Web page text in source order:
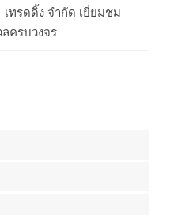
ทรดดิ้ง จำกัด เยี่ยมชม
ครบวงจร